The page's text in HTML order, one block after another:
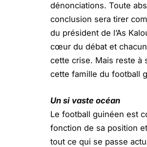
dénonciations. Toute
conclusion sera tirer
du président de l’As
cœur du débat et
cette crise. Mais reste à
cette famille du football
Un si vaste océan
Le football guinéen est
fonction de sa position
tout ce qui se passe